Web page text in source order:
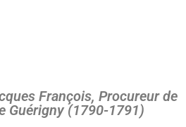
François, Procureur de
Guérigny (1790-1791)